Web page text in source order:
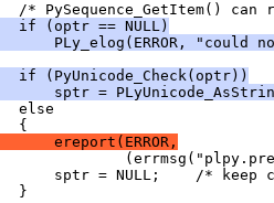
/* PySequence_GetItem() can
if (optr == NULL)
PLy_elog(ERROR, "could
if (PyUnicode_Check(optr))
sptr =
else
{
ereport(ERROR,
sptr = NULL;    /* keep
}